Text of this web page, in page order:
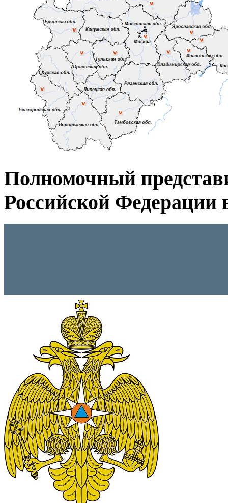
Полномочный
Российской